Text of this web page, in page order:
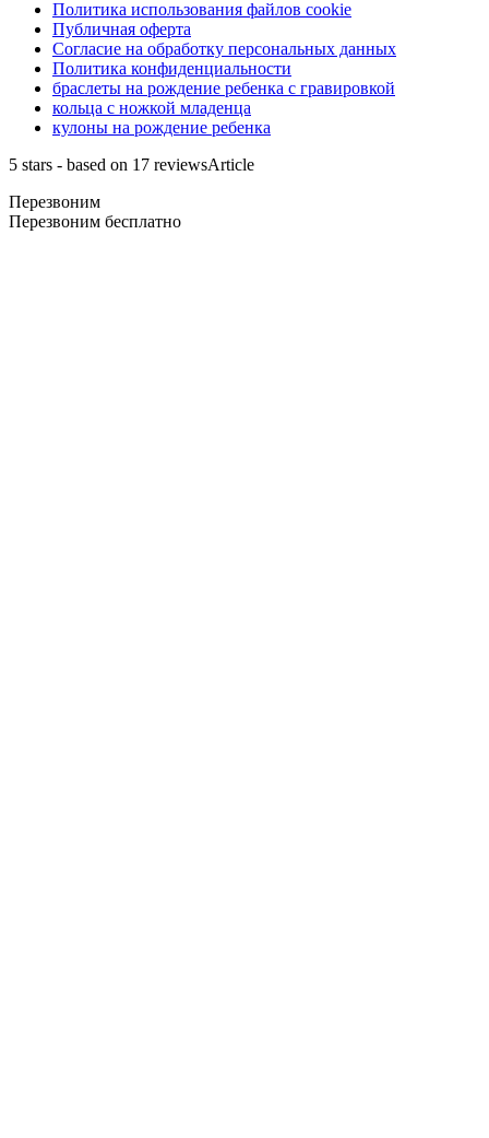
Политика использования файлов cookie
Публичная оферта
Согласие на обработку персональных данных
Политика конфиденциальности
браслеты на рождение ребенка с гравировкой
кольца с ножкой младенца
кулоны на рождение ребенка
5 stars - based on 17 reviewsArticle
Перезвоним
Перезвоним бесплатно